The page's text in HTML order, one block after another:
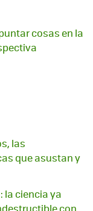
cosas en la
las
que asustan y
la ciencia ya
con